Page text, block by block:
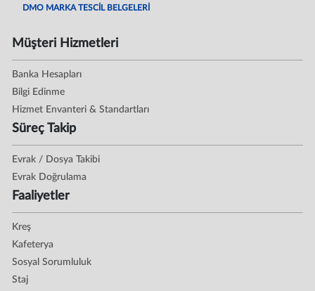
DMO MARKA TESCİL BELGELERİ
Müşteri Hizmetleri
Banka Hesapları
Bilgi Edinme
Hizmet Envanteri & Standartları
Süreç Takip
Evrak / Dosya Takibi
Evrak Doğrulama
Faaliyetler
Kreş
Kafeterya
Sosyal Sorumluluk
Staj